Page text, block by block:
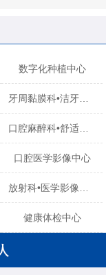
数字化种植中心
牙周黏膜科•洁牙中心
口腔麻醉科•舒适化诊疗中心
口腔医学影像中心
健康体检中心